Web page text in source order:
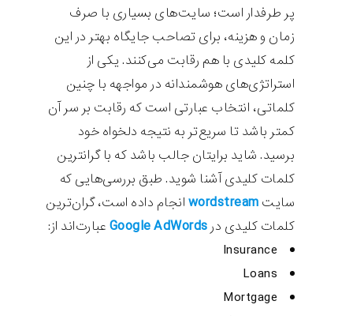
پر طرفدار است؛ سایت‌های بسیاری با صرف
زمان و هزینه، برای تصاحب جایگاه بهتر در این
کلمه کلیدی با هم رقابت می‌کنند. یکی از
استراتژی‌های هوشمندانه در مواجهه با چنین
کلماتی، انتخاب عبارتی است که رقابت بر سر آن
کمتر باشد تا سریع‌تر به نتیجه دلخواه خود
برسید. شاید برایتان جالب باشد که با گرانترین
کلمات کلیدی آشنا شوید. طبق بررسی‌هایی که
سایت wordstream انجام داده است، گران‌ترین
کلمات کلیدی در Google AdWords عبارت‌اند از:
Insurance
Loans
Mortgage